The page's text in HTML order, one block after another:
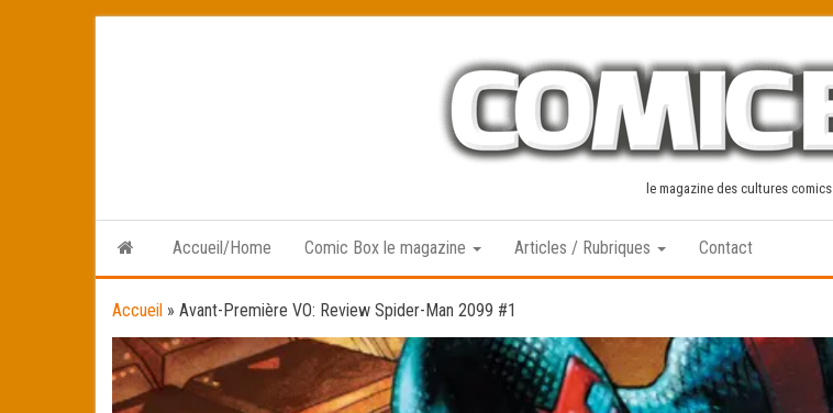
le magazine des cultures comics
Accueil/Home Comic Box le magazine Articles / Rubriques Contact
Accueil » Avant-Première VO: Review Spider-Man 2099 #1